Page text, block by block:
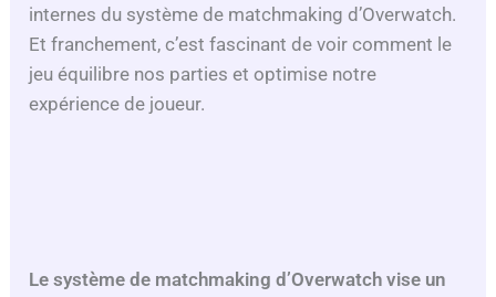
internes du système de matchmaking d’Overwatch.
Et franchement, c’est fascinant de voir comment le
jeu équilibre nos parties et optimise notre
expérience de joueur.
Le système de matchmaking d’Overwatch vise un